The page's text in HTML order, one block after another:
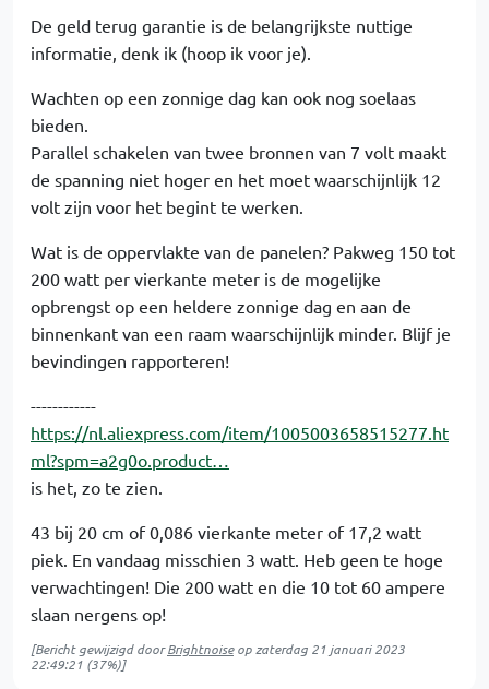
De geld terug garantie is de belangrijkste nuttige
informatie, denk ik (hoop ik voor je).
Wachten op een zonnige dag kan ook nog soelaas
bieden.
Parallel schakelen van twee bronnen van 7 volt maakt
de spanning niet hoger en het moet waarschijnlijk 12
volt zijn voor het begint te werken.
Wat is de oppervlakte van de panelen? Pakweg 150 tot
200 watt per vierkante meter is de mogelijke
opbrengst op een heldere zonnige dag en aan de
binnenkant van een raam waarschijnlijk minder. Blijf je
bevindingen rapporteren!
------------
https://nl.aliexpress.com/item/1005003658515277.ht
ml?spm=a2g0o.product…
is het, zo te zien.
43 bij 20 cm of 0,086 vierkante meter of 17,2 watt
piek. En vandaag misschien 3 watt. Heb geen te hoge
verwachtingen! Die 200 watt en die 10 tot 60 ampere
slaan nergens op!
[Bericht gewijzigd doorBrightnoiseop zaterdag 21 januari 2023
22:49:21 (37%)]